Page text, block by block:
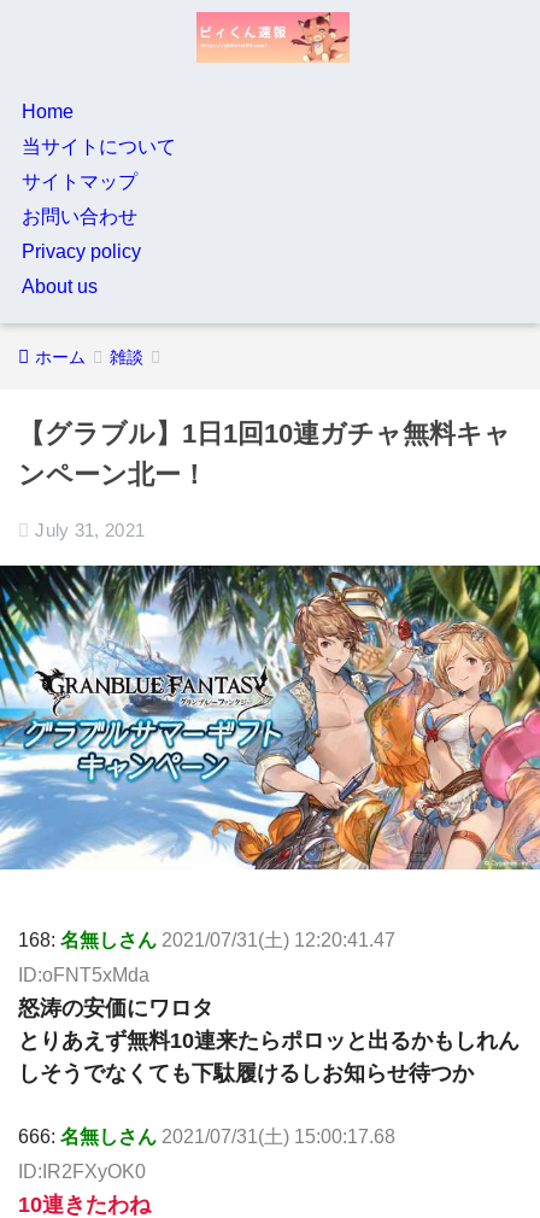
Home
当サイトについて
サイトマップ
お問い合わせ
Privacy policy
About us
ホーム 雑談
【グラブル】1日1回10連ガチャ無料キャ
ンペーン北ー！
July 31, 2021
168: 名無しさん 2021/07/31(土) 12:20:41.47
ID:oFNT5xMda
怒涛の安価にワロタ
とりあえず無料10連来たらポロッと出るかもしれん
しそうでなくても下駄履けるしお知らせ待つか
666: 名無しさん 2021/07/31(土) 15:00:17.68
ID:IR2FXyOK0
10連きたわね